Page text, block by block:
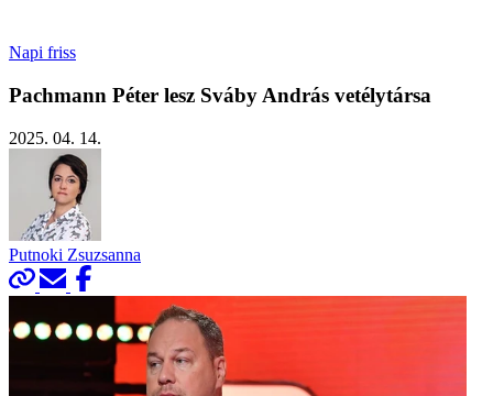
Napi friss
Pachmann Péter lesz Sváby András vetélytársa
2025. 04. 14.
Putnoki Zsuzsanna